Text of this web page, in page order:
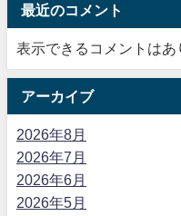
最近のコメント
表示できるコメントはあ
アーカイブ
2026年8月
2026年7月
2026年6月
2026年5月